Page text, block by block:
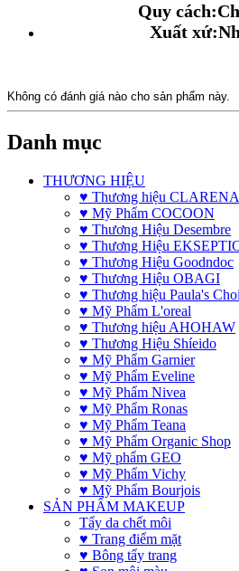
Quy
Xuất
Không có đánh giá nào cho sản phẩm này.
Danh mục
THƯƠNG HIỆU
♥ Thương hiệu CLARENA
♥ Mỹ Phẩm COCOON
♥ Thương Hiệu Desembre
♥ Thương Hiệu
♥ Thương Hiệu Goodndoc
♥ Thương Hiệu OBAGI
♥ Thương hiệu Paula's
♥ Mỹ Phẩm L'oreal
♥ Thương hiệu AHOHAW
♥ Thương Hiệu Shíeido
♥ Mỹ Phẩm Garnier
♥ Mỹ Phẩm Eveline
♥ Mỹ Phẩm Nivea
♥ Mỹ Phẩm Ronas
♥ Mỹ Phẩm Teana
♥ Mỹ Phẩm Organic Shop
♥ Mỹ phẩm GEO
♥ Mỹ Phẩm Vichy
♥ Mỹ Phẩm Bourjois
SẢN PHẨM MAKEUP
Tẩy da chết môi
♥ Trang điểm mặt
♥ Bông tẩy trang